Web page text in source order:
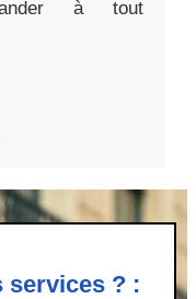
à tout
services ? :